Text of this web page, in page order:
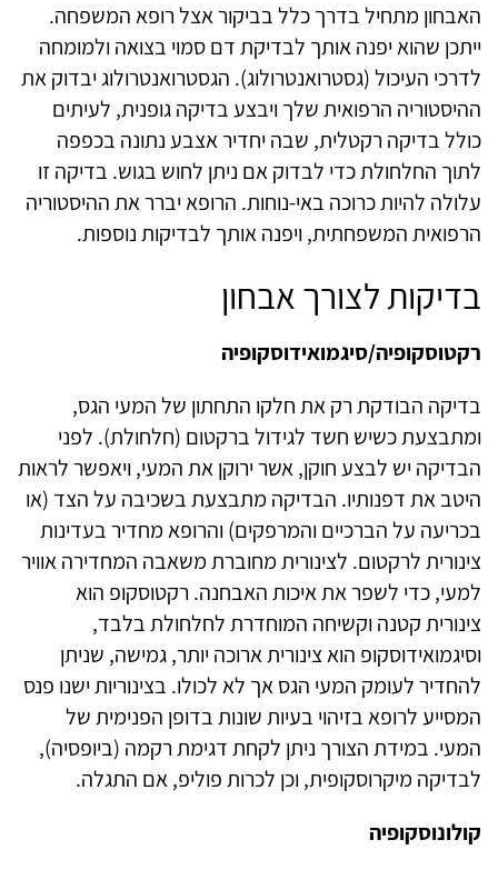
האבחון מתחיל בדרך כלל בביקור אצל רופא המשפחה.
ייתכן שהוא יפנה אותך לבדיקת דם סמוי בצואה ולמומחה
לדרכי העיכול (גסטרואנטרולוג). הגסטרואנטרולוג יבדוק את
ההיסטוריה הרפואית שלך ויבצע בדיקה גופנית, לעיתים
כולל בדיקה רקטלית, שבה יחדיר אצבע נתונה בכפפה
לתוך החלחולת כדי לבדוק אם ניתן לחוש בגוש. בדיקה זו
עלולה להיות כרוכה באי-נוחות. הרופא יברר את ההיסטוריה
הרפואית המשפחתית, ויפנה אותך לבדיקות נוספות.
בדיקות לצורך אבחון
רקטוסקופיה/סיגמואידוסקופיה
בדיקה הבודקת רק את חלקו התחתון של המעי הגס,
ומתבצעת כשיש חשד לגידול ברקטום (חלחולת). לפני
הבדיקה יש לבצע חוקן, אשר ירוקן את המעי, ויאפשר לראות
היטב את דפנותיו. הבדיקה מתבצעת בשכיבה על הצד (או
בכריעה על הברכיים והמרפקים) והרופא מחדיר בעדינות
צינורית לרקטום. לצינורית מחוברת משאבה המחדירה אוויר
למעי, כדי לשפר את איכות האבחנה. רקטוסקופ הוא
צינורית קטנה וקשיחה המוחדרת לחלחולת בלבד,
וסיגמואידוסקופ הוא צינורית ארוכה יותר, גמישה, שניתן
להחדיר לעומק המעי הגס אך לא לכולו. בצינוריות ישנו פנס
המסייע לרופא בזיהוי בעיות שונות בדופן הפנימית של
המעי. במידת הצורך ניתן לקחת דגימת רקמה (ביופסיה),
לבדיקה מיקרוסקופית, וכן לכרות פוליפ, אם התגלה.
קולונוסקופיה